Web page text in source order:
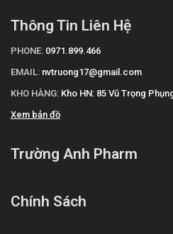
Thông Tin Liên Hệ
PHONE: 0971.899.466
EMAIL: nvtruong17@gmail.com
KHO HÀNG: Kho HN: 85 Vũ Trọng
Xem bản đồ
Trường Anh Pharm
Chính Sách